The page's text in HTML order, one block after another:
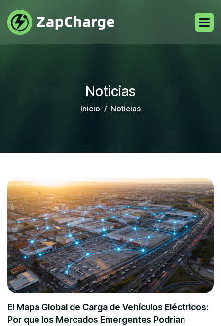
Noticias
Inicio Noticias
El Mapa Global de Carga de Vehículos Eléctricos:
Por qué los Mercados Emergentes Podrían